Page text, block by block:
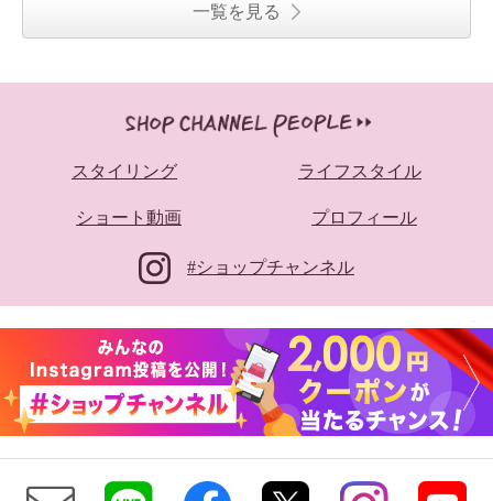
一覧を見る
スタイリング ライフスタイル
ショート動画 プロフィール
#ショップチャンネル